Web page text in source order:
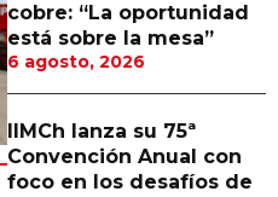
cobre: “La oportunidad
está sobre la mesa”
6 agosto, 2026
IIMCh lanza su 75ª
Convención Anual con
foco en los desafíos de